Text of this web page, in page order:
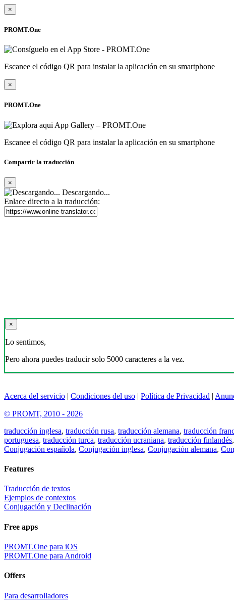
×
PROMT.One
Escanee el código QR para instalar la aplicación en su smartphone
×
PROMT.One
Escanee el código QR para instalar la aplicación en su smartphone
Compartir la traducción
×
Descargando...
Enlace directo a la traducción:
×
Lo sentimos,
Pero ahora puedes traducir solo 5000 caracteres a la vez.
Acerca del servicio | Condiciones del uso | Política de Privacidad |
© PROMT, 2010 - 2026
traducción inglesa, traducción rusa, traducción alemana, traducción
portuguesa, traducción turca, traducción ucraniana, traducción finlandés,
Conjugación española, Conjugación inglesa, Conjugación alemana,
Features
Traducción de textos
Ejemplos de contextos
Conjugación y Declinación
Free apps
PROMT.One para iOS
PROMT.One para Android
Offers
Para desarrolladores